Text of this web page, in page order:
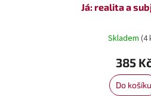
Já: realita a
Skladem (4
385
Do košíku